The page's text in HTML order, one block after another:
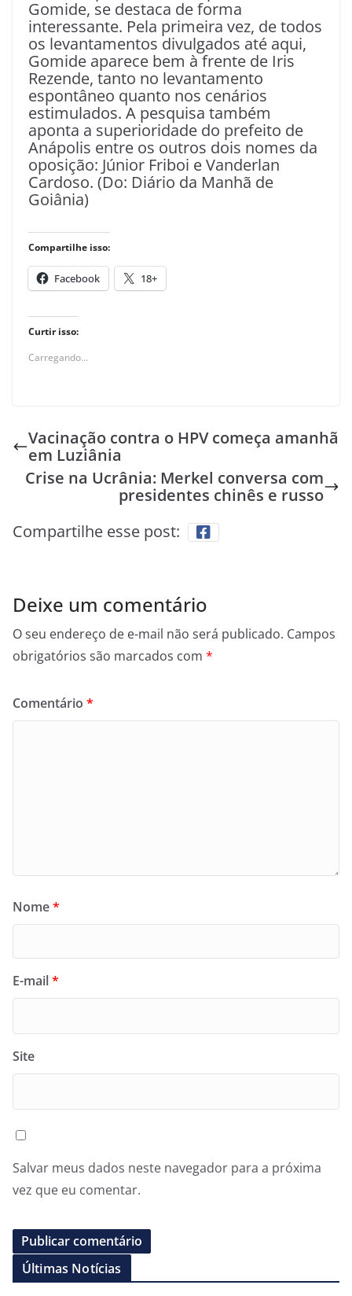
Gomide, se destaca de forma
interessante. Pela primeira vez, de todos
os levantamentos divulgados até aqui,
Gomide aparece bem à frente de Iris
Rezende, tanto no levantamento
espontâneo quanto nos cenários
estimulados. A pesquisa também
aponta a superioridade do prefeito de
Anápolis entre os outros dois nomes da
oposição: Júnior Friboi e Vanderlan
Cardoso. (Do: Diário da Manhã de
Goiânia)
Compartilhe isso:
Facebook 18+
Curtir isso:
Carregando...
Vacinação contra o HPV começa amanhã
em Luziânia
Crise na Ucrânia: Merkel conversa com
presidentes chinês e russo
Compartilhe esse post:
Deixe um comentário
O seu endereço de e-mail não será publicado. Campos
obrigatórios são marcados com *
Comentário *
Nome*
E-mail*
Site
Salvar meus dados neste navegador para a próxima
vez que eu comentar.
Últimas Notícias